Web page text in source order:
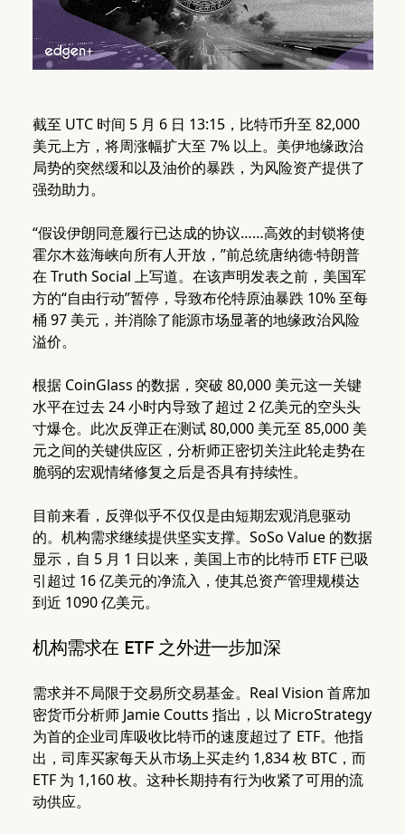
截至 UTC 时间 5 月 6 日 13:15，比特币升至 82,000
美元上方，将周涨幅扩大至 7% 以上。美伊地缘政治
局势的突然缓和以及油价的暴跌，为风险资产提供了
强劲助力。
“假设伊朗同意履行已达成的协议……高效的封锁将使
霍尔木兹海峡向所有人开放，”前总统唐纳德·特朗普
在 Truth Social 上写道。在该声明发表之前，美国军
方的“自由行动”暂停，导致布伦特原油暴跌 10% 至每
桶 97 美元，并消除了能源市场显著的地缘政治风险
溢价。
根据 CoinGlass 的数据，突破 80,000 美元这一关键
水平在过去 24 小时内导致了超过 2 亿美元的空头头
寸爆仓。此次反弹正在测试 80,000 美元至 85,000 美
元之间的关键供应区，分析师正密切关注此轮走势在
脆弱的宏观情绪修复之后是否具有持续性。
目前来看，反弹似乎不仅仅是由短期宏观消息驱动
的。机构需求继续提供坚实支撑。SoSo Value 的数据
显示，自 5 月 1 日以来，美国上市的比特币 ETF 已吸
引超过 16 亿美元的净流入，使其总资产管理规模达
到近 1090 亿美元。
机构需求在 ETF 之外进一步加深
需求并不局限于交易所交易基金。Real Vision 首席加
密货币分析师 Jamie Coutts 指出，以 MicroStrategy
为首的企业司库吸收比特币的速度超过了 ETF。他指
出，司库买家每天从市场上买走约 1,834 枚 BTC，而
ETF 为 1,160 枚。这种长期持有行为收紧了可用的流
动供应。